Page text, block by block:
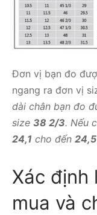
Đơn vị bạn đo
ngang ra đơn vị
dài chân bạn đo
size 38 2/3. Nếu
24,1 cho đến
Xác định
mua và